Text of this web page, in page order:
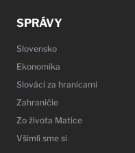
SPRÁVY
Slovensko
Ekonomika
Slováci za hranicami
Zahraničie
Zo života Matice
Všimli sme si